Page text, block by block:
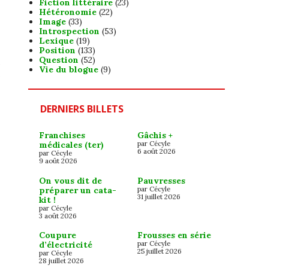
Fiction littéraire(23)
Hétéronomie(22)
Image(33)
Introspection (53)
Lexique(19)
Position (133)
Question (52)
Vie du blogue(9)
DERNIERS BILLETS
Franchises
médicales (ter)
par Cécyle
9 août 2026
Gâchis +
par Cécyle
6 août 2026
On vous dit de
préparer un cata-
kit !
par Cécyle
3 août 2026
Pauvresses
par Cécyle
31 juillet 2026
Coupure
d’électricité
par Cécyle
28 juillet 2026
Frousses en série
par Cécyle
25 juillet 2026